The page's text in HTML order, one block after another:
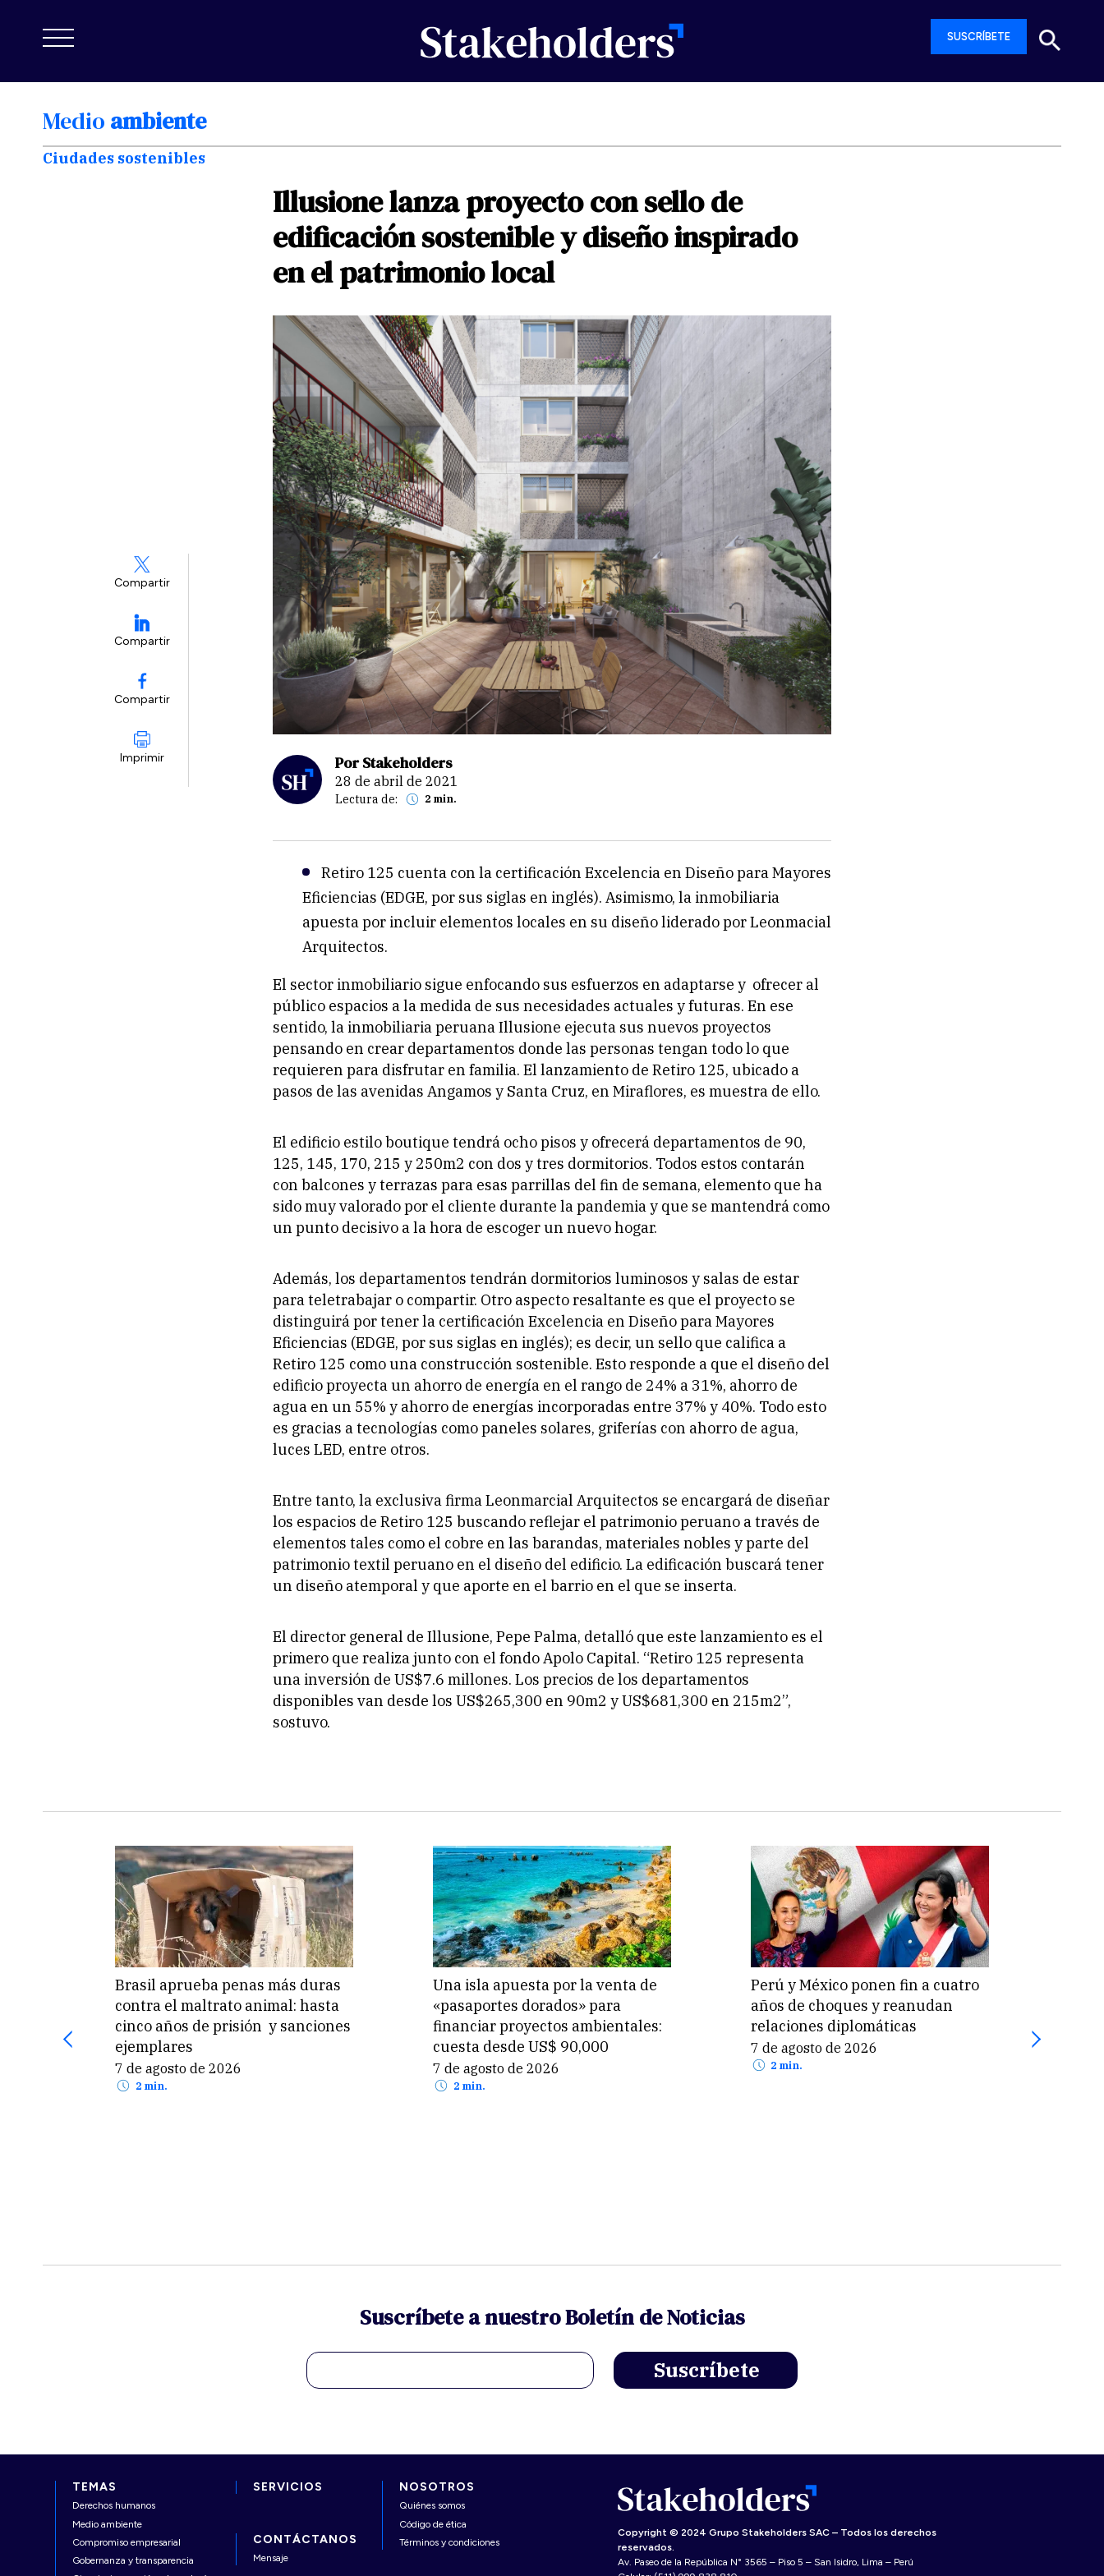
SUSCRÍBETE
Medio ambiente
Ciudades sostenibles
Compartir
Compartir
Compartir
Imprimir
Illusionelanzaproyectoconsellode
edificaciónsostenibleydiseñoinspirado
enelpatrimoniolocal
Por Stakeholders
28 de abril de 2021
Lectura de: 2 min.
Retiro 125 cuenta con la certificación Excelencia en Diseño para Mayores
Eficiencias (EDGE, por sus siglas en inglés). Asimismo, la inmobiliaria
apuesta por incluir elementos locales en su diseño liderado por Leonmacial
Arquitectos.
El sector inmobiliario sigue enfocando sus esfuerzos en adaptarse y ofrecer al
público espacios a la medida de sus necesidades actuales y futuras. En ese
sentido, la inmobiliaria peruana Illusione ejecuta sus nuevos proyectos
pensando en crear departamentos donde las personas tengan todo lo que
requieren para disfrutar en familia. El lanzamiento de Retiro 125, ubicado a
pasos de las avenidas Angamos y Santa Cruz, en Miraflores, es muestra de ello.
El edificio estiloboutique tendrá ocho pisos y ofrecerá departamentos de 90,
125, 145, 170, 215 y 250m2 con dos y tres dormitorios. Todos estos contarán
con balcones y terrazas para esas parrillas del fin de semana, elemento que ha
sido muy valorado por el cliente durante la pandemia y que se mantendrá como
un punto decisivo a la hora de escoger un nuevo hogar.
Además, los departamentos tendrán dormitorios luminosos y salas de estar
para teletrabajar o compartir. Otro aspecto resaltante es que el proyecto se
distinguirá por tener la certificación Excelencia en Diseño para Mayores
Eficiencias (EDGE, por sus siglas en inglés); es decir, un sello que califica a
Retiro 125 como una construcción sostenible. Esto responde a que el diseño del
edificio proyecta un ahorro de energía en el rango de 24% a 31%, ahorro de
agua en un 55% y ahorro de energías incorporadas entre 37% y 40%. Todo esto
es gracias a tecnologías como paneles solares, griferías con ahorro de agua,
luces LED, entre otros.
Entre tanto, la exclusiva firma Leonmarcial Arquitectos se encargará de diseñar
los espacios de Retiro 125 buscando reflejar el patrimonio peruano a través de
elementos tales como el cobre en las barandas, materiales nobles y parte del
patrimonio textil peruano en el diseño del edificio. La edificación buscará tener
un diseño atemporal y que aporte en el barrio en el que se inserta.
El director general de Illusione, Pepe Palma, detalló que este lanzamiento es el
primero que realiza junto con el fondo Apolo Capital. “Retiro 125 representa
una inversión de US$7.6 millones. Los precios de los departamentos
disponibles van desde los US$265,300 en 90m2 y US$681,300 en 215m2”,
sostuvo.
Brasil aprueba penas más duras
contra el maltrato animal: hasta
cinco años de prisión y sanciones
ejemplares
7 de agosto de 2026
2 min.
Una isla apuesta por la venta de
«pasaportes dorados» para
financiar proyectos ambientales:
cuesta desde US$ 90,000
7 de agosto de 2026
2 min.
Perú y México ponen fin a cuatro
años de choques y reanudan
relaciones diplomáticas
7 de agosto de 2026
2 min.
Suscríbete a nuestro Boletín de Noticias
TEMAS
Derechos humanos
Medio ambiente
Compromiso empresarial
Gobernanza y transparencia
SERVICIOS
CONTÁCTANOS
Mensaje
NOSOTROS
Quiénes somos
Código de ética
Términos y condiciones
Copyright © 2024 Grupo Stakeholders SAC – Todos los derechos
reservados.
Av. Paseo de la República N° 3565 – Piso 5 – San Isidro, Lima – Perú